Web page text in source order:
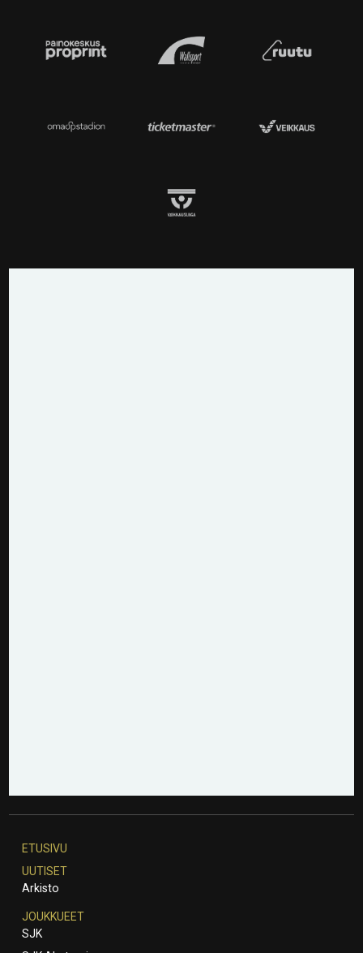
ETUSIVU
UUTISET
Arkisto
JOUKKUEET
SJK